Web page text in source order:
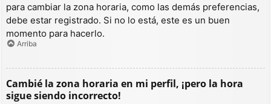
para cambiar la zona horaria, como las demás preferencias,
debe estar registrado. Si no lo está, este es un buen
momento para hacerlo.
Arriba
Cambié la zona horaria en mi perfil, ¡pero la hora
sigue siendo incorrecto!